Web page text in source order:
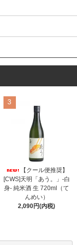
3
【クール便推奨】
[CWS]天明「あう。」-白
身- 純米酒 生 720ml（て
んめい）
2,090円(内税)